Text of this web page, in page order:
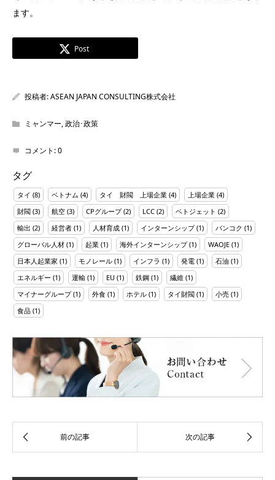
ます。
Post
投稿者:ASEAN JAPAN CONSULTING株式会社
ミャンマー,政治･政策
コメント:0
タグ
タイ (8) ベトナム (4) タイ 財閥 上場企業 (4) 上場企業 (4)
財閥 (3) 航空 (3) CPグループ(2) LCC (2) ベトジェット (2)
輸出 (2) 経営者 (1) 人材育成 (1) インターンシップ(1) バンコク (1)
グローバル人材 (1) 起業 (1) 海外インターンシップ(1) WAOJE (1)
日本人起業家 (1) モノレール (1) インフラ (1) 発電 (1) 石油 (1)
エネルギー (1) 運輸 (1) EU (1) 鉄鋼 (1) 繊維 (1)
マイナーグループ(1) 外食 (1) ホテル (1) タイ財閥 (1) 小売 (1)
食品 (1)